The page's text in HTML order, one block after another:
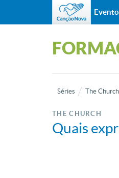
Séries The Church
THE CHURCH
Quais